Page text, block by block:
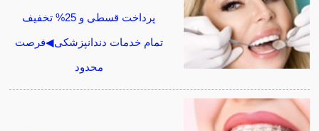
پرداخت قسطی و 25% تخفیف
تمام خدمات دندانپزشکی◀فرصت
محدود